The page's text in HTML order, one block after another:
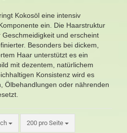
Kokosöl eine intensiv
ein. Die Haarstruktur
und erscheint
Besonders bei dickem,
Haar unterstützt es ein
mit dezentem, natürlichem
Konsistenz wird es
Ölbehandlungen oder nährenden
200 pro Seite